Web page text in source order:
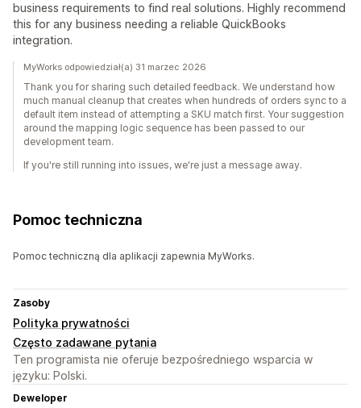
business requirements to find real solutions. Highly recommend
this for any business needing a reliable QuickBooks
integration.
MyWorks odpowiedział(a) 31 marzec 2026
Thank you for sharing such detailed feedback. We understand how
much manual cleanup that creates when hundreds of orders sync to a
default item instead of attempting a SKU match first. Your suggestion
around the mapping logic sequence has been passed to our
development team.
If you're still running into issues, we're just a message away.
Pomoc techniczna
Pomoc techniczną dla aplikacji zapewnia MyWorks.
Zasoby
Polityka prywatności
Często zadawane pytania
Ten programista nie oferuje bezpośredniego wsparcia w
języku: Polski.
Deweloper